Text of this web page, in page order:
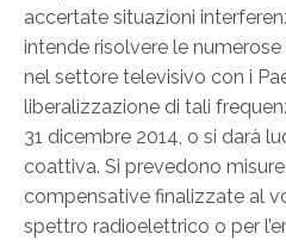
accertate situazioni
intende risolvere le
nel settore televisivo con i
liberalizzazione di tali
31 dicembre 2014, o si darà
coattiva. Si prevedono
compensative finalizzate al
spettro radioelettrico o per